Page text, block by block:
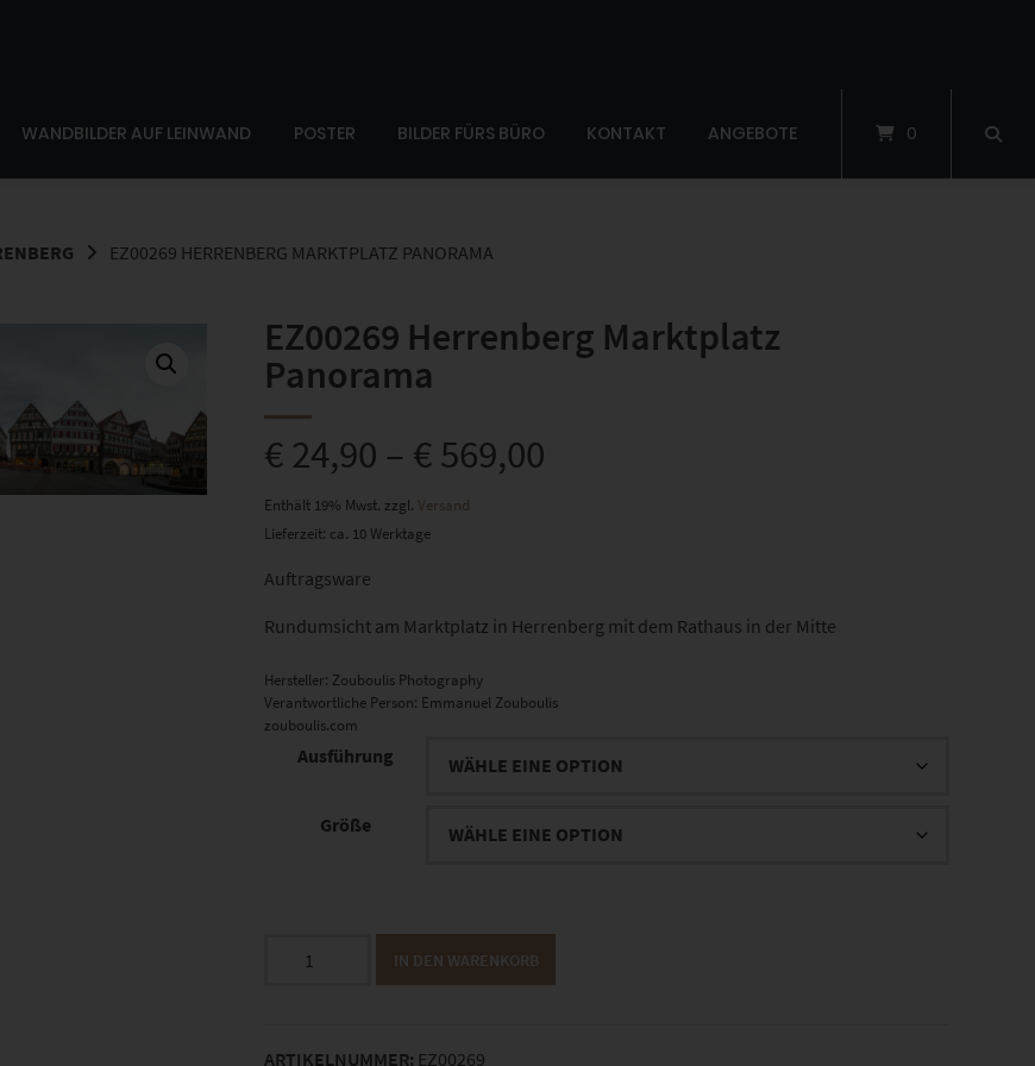
WANDBILDER AUF LEINWAND POSTER BILDER FÜRS BÜRO KONTAKT ANGEBOTE 0
EZ00269 HERRENBERG MARKTPLATZ PANORAMA
EZ00269 Herrenberg Marktplatz
Panorama
€24,90 – €569,00
Enthält 19% Mwst. zzgl. Versand
Lieferzeit: ca. 10 Werktage
Auftragsware
Rundumsicht am Marktplatz in Herrenberg mit dem Rathaus in der Mitte
Hersteller: Zouboulis Photography
Verantwortliche Person: Emmanuel Zouboulis
zouboulis.com
Ausführung
Größe
IN DEN WARENKORB
ARTIKELNUMMER: EZ00269